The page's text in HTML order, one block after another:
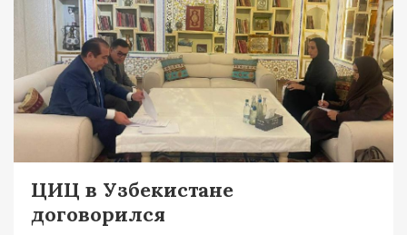
ЦИЦ в Узбекистане
договорился